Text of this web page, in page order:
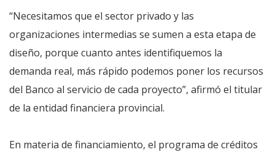
“Necesitamos que el sector privado y las
organizaciones intermedias se sumen a esta etapa de
diseño, porque cuanto antes identifiquemos la
demanda real, más rápido podemos poner los recursos
del Banco al servicio de cada proyecto”, afirmó el titular
de la entidad financiera provincial.
En materia de financiamiento, el programa de créditos